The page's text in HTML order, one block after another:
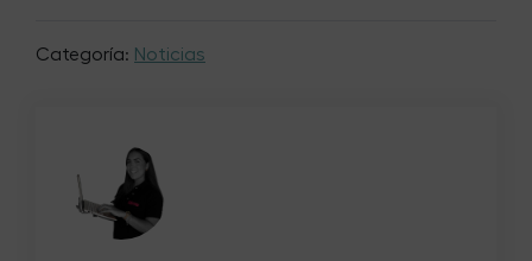
Categoría: Noticias